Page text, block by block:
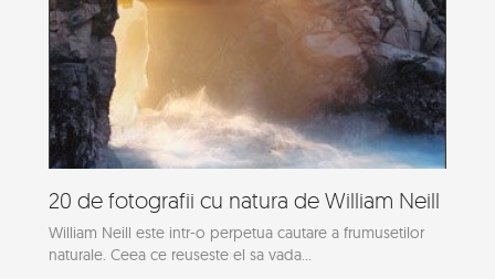
20 de fotografii cu natura de William Neill
William Neill este intr-o perpetua cautare a frumusetilor
naturale. Ceea ce reuseste el sa vada...